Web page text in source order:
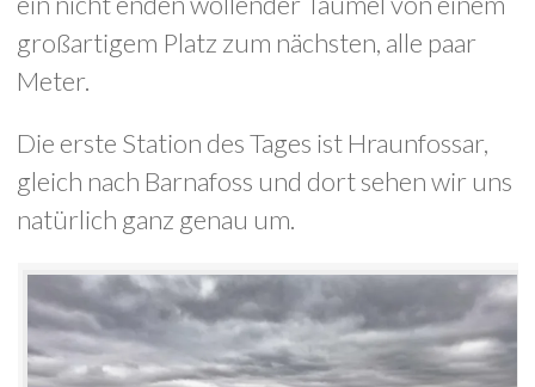
großartigem Platz zum nächsten, alle paar
Meter.
Die erste Station des Tages ist Hraunfossar,
gleich nach Barnafoss und dort sehen wir uns
natürlich ganz genau um.